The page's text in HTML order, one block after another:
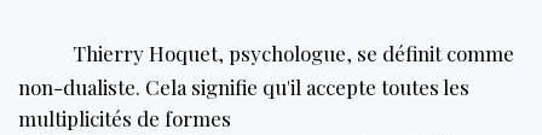
Thierry Hoquet, psychologue, se définit comme
non-dualiste. Cela signifie qu'il accepte toutes les
multiplicités de formes